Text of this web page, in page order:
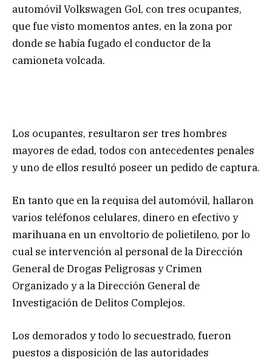
automóvil Volkswagen Gol, con tres ocupantes,
que fue visto momentos antes, en la zona por
donde se había fugado el conductor de la
camioneta volcada.
Los ocupantes, resultaron ser tres hombres
mayores de edad, todos con antecedentes penales
y uno de ellos resultó poseer un pedido de captura.
En tanto que en la requisa del automóvil, hallaron
varios teléfonos celulares, dinero en efectivo y
marihuana en un envoltorio de polietileno, por lo
cual se intervención al personal de la Dirección
General de Drogas Peligrosas y Crimen
Organizado y a la Dirección General de
Investigación de Delitos Complejos.
Los demorados y todo lo secuestrado, fueron
puestos a disposición de las autoridades